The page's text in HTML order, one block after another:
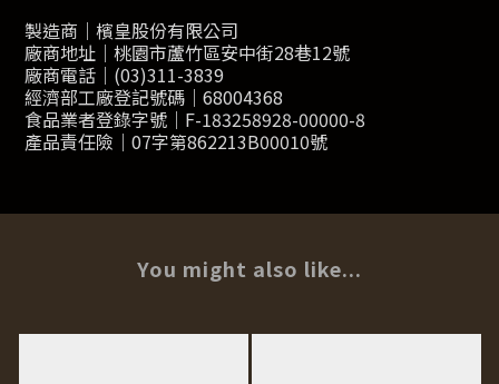
製造商｜檳皇股份有限公司
廠商地址｜桃園市蘆竹區安中街28巷12號
廠商電話｜(03)311-3839
經濟部工廠登記號碼｜68004368
食品業者登錄字號｜F-183258928-00000-8
產品責任險｜07字第862213B00010號
You might also like...